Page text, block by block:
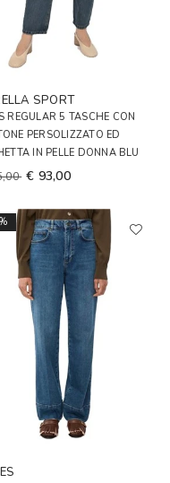
SPORT
REGULAR 5 TASCHE CON
PERSOLIZZATO ED
IN PELLE DONNA BLU
€ 93,00